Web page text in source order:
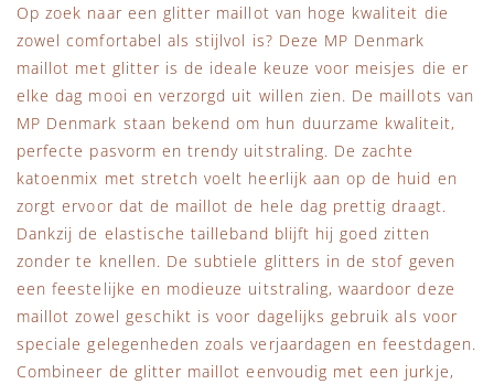
Op zoek naar een glitter maillot van hoge kwaliteit die
zowel comfortabel als stijlvol is? Deze MP Denmark
maillot met glitter is de ideale keuze voor meisjes die er
elke dag mooi en verzorgd uit willen zien. De maillots van
MP Denmark staan bekend om hun duurzame kwaliteit,
perfecte pasvorm en trendy uitstraling. De zachte
katoenmix met stretch voelt heerlijk aan op de huid en
zorgt ervoor dat de maillot de hele dag prettig draagt.
Dankzij de elastische tailleband blijft hij goed zitten
zonder te knellen. De subtiele glitters in de stof geven
een feestelijke en modieuze uitstraling, waardoor deze
maillot zowel geschikt is voor dagelijks gebruik als voor
speciale gelegenheden zoals verjaardagen en feestdagen.
Combineer de glitter maillot eenvoudig met een jurkje,